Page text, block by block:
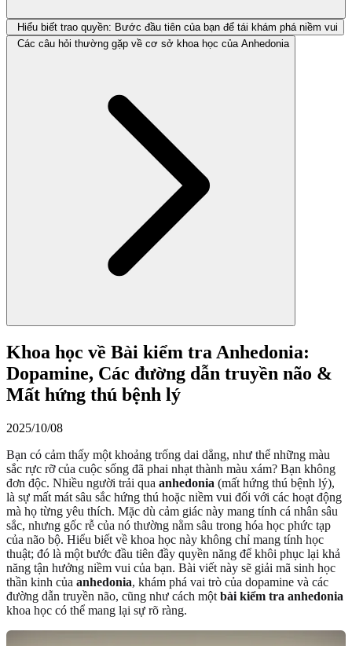
Hiểu biết trao quyền: Bước đầu tiên của bạn để tái khám phá niềm vui
Các câu hỏi thường gặp về cơ sở khoa học của Anhedonia
Khoa học về Bài kiểm tra Anhedonia:
Dopamine, Các đường dẫn truyền não &
Mất hứng thú bệnh lý
2025/10/08
Bạn có cảm thấy một khoảng trống dai dẳng, như thể những màu
sắc rực rỡ của cuộc sống đã phai nhạt thành màu xám? Bạn không
đơn độc. Nhiều người trải qua anhedonia (mất hứng thú bệnh lý),
là sự mất mát sâu sắc hứng thú hoặc niềm vui đối với các hoạt động
mà họ từng yêu thích. Mặc dù cảm giác này mang tính cá nhân sâu
sắc, nhưng gốc rễ của nó thường nằm sâu trong hóa học phức tạp
của não bộ. Hiểu biết về khoa học này không chỉ mang tính học
thuật; đó là một bước đầu tiên đầy quyền năng để khôi phục lại khả
năng tận hưởng niềm vui của bạn. Bài viết này sẽ giải mã sinh học
thần kinh của anhedonia, khám phá vai trò của dopamine và các
đường dẫn truyền não, cũng như cách một bài kiểm tra anhedonia
khoa học có thể mang lại sự rõ ràng.